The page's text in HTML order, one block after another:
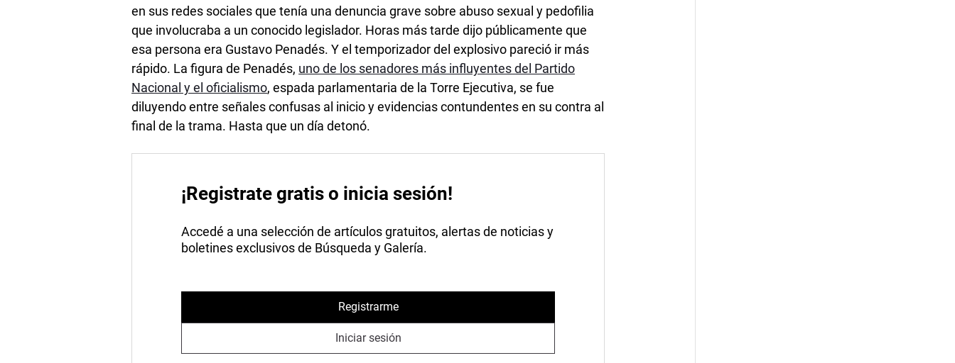
en sus redes sociales que tenía una denuncia grave sobre abuso sexual y pedofilia
que involucraba a un conocido legislador. Horas más tarde dijo públicamente que
esa persona era Gustavo Penadés. Y el temporizador del explosivo pareció ir más
rápido. La figura de Penadés, uno de los senadores más influyentes del Partido
Nacional y el oficialismo, espada parlamentaria de la Torre Ejecutiva, se fue
diluyendo entre señales confusas al inicio y evidencias contundentes en su contra al
final de la trama. Hasta que un día detonó.
¡Registrate gratis o inicia sesión!
Accedé a una selección de artículos gratuitos, alertas de noticias y
boletines exclusivos de Búsqueda y Galería.
Registrarme
Iniciar sesión